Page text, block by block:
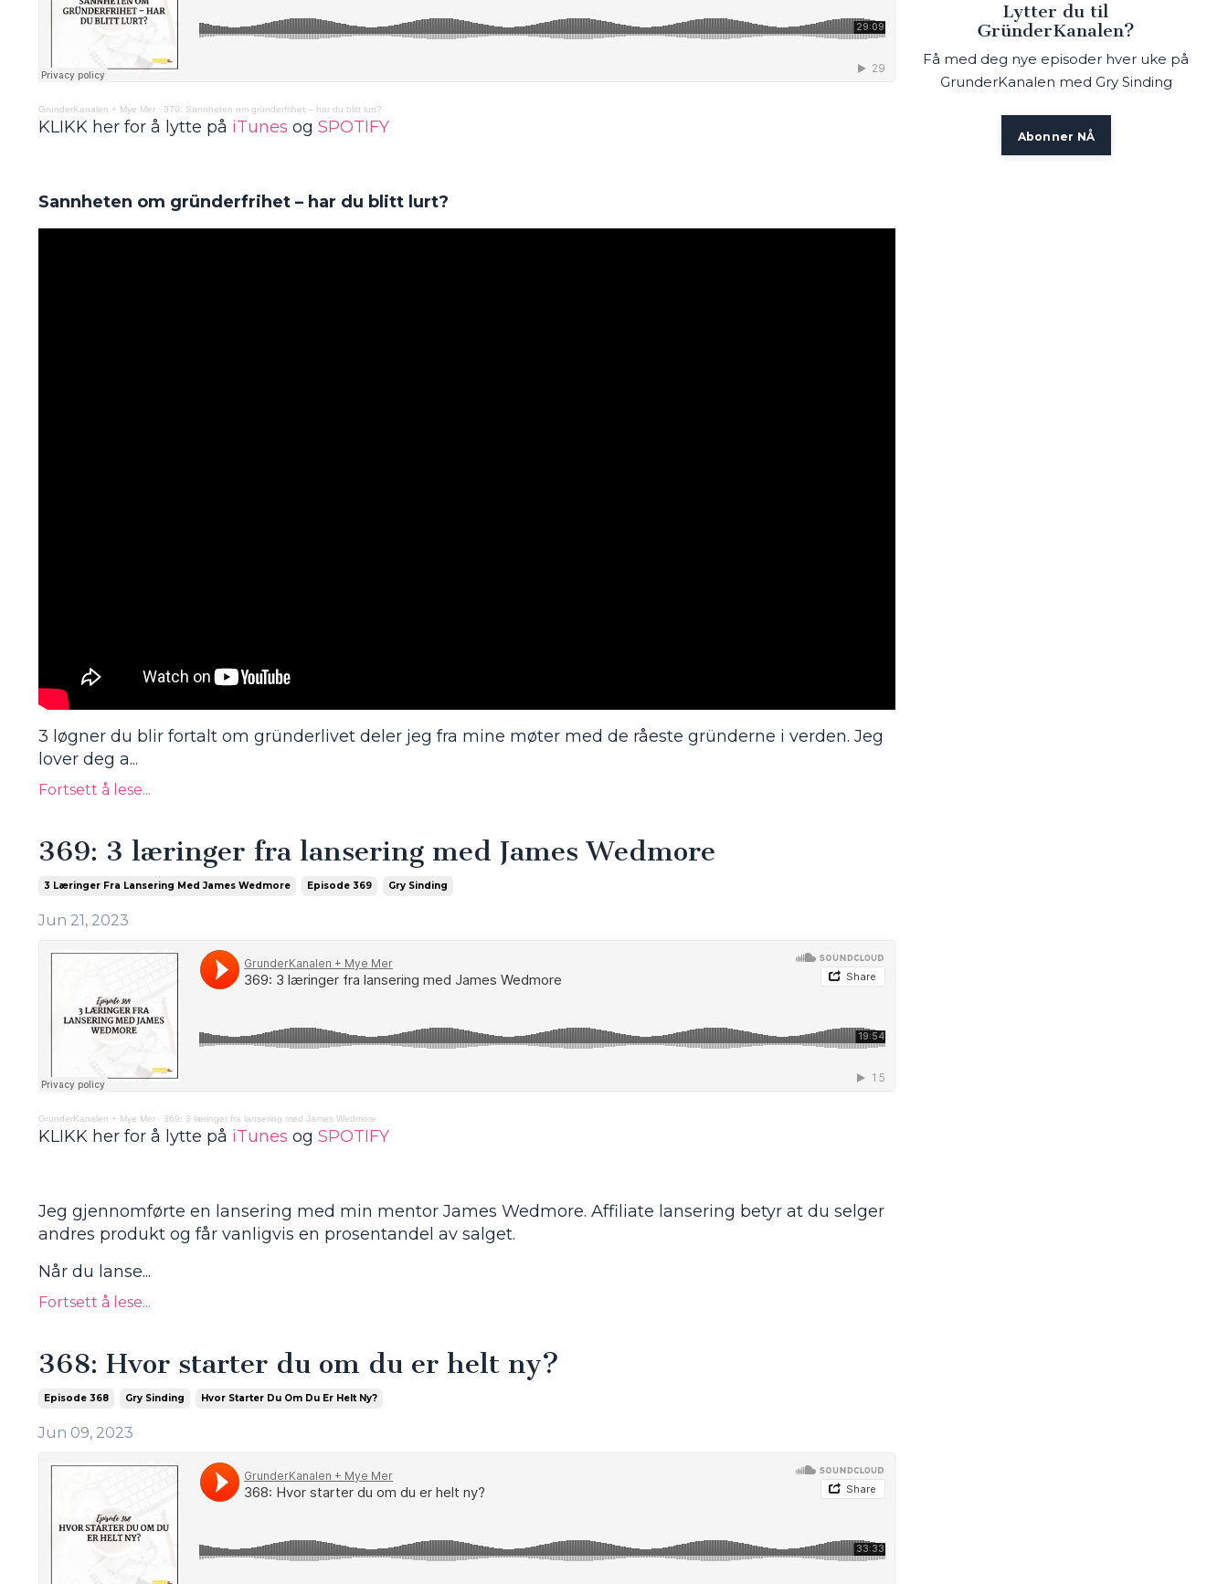
GrunderKanalen + Mye Mer · 370: Sannheten om gründerfrihet – har du blitt lurt?
KLIKK her for å lytte på iTunes og SPOTIFY
Sannheten om gründerfrihet – har du blitt lurt?
3 løgner du blir fortalt om gründerlivet deler jeg fra mine møter med de råeste gründerne i verden. Jeg
lover deg a...
Fortsett å lese...
369: 3 læringer fra lansering med James Wedmore
3 Læringer Fra Lansering Med James Wedmore Episode 369 Gry Sinding
Jun 21, 2023
GrunderKanalen + Mye Mer · 369: 3 læringer fra lansering med James Wedmore
KLIKK her for å lytte på iTunes og SPOTIFY
Jeg gjennomførte en lansering med min mentor James Wedmore. Affiliate lansering betyr at du selger
andres produkt og får vanligvis en prosentandel av salget.
Når du lanse...
Fortsett å lese...
368: Hvor starter du om du er helt ny?
Episode 368 Gry Sinding Hvor Starter Du Om Du Er Helt Ny?
Jun 09, 2023
Lytter du til
GründerKanalen?
Få med deg nye episoder hver uke på
GrunderKanalen med Gry Sinding
Abonner NÅ